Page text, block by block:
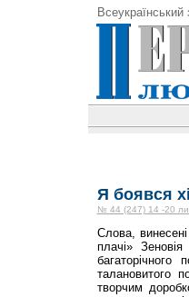
Всеукраїнський
Я боявся
№ 44 (247) 14 -20
Слова,
плачі» Зеновія
багаторічного
талановитого
творчим